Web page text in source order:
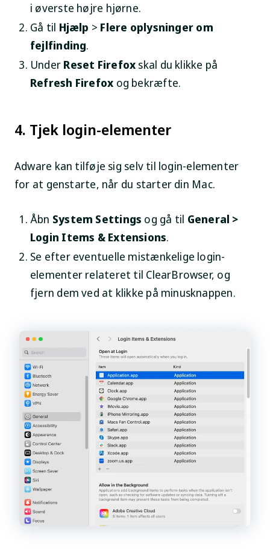
i øverste højre hjørne.
Gå til Hjælp > Flere oplysninger om
fejlfinding.
Under Reset Firefox skal du klikke på
Refresh Firefox og bekræfte.
4. Tjek login-elementer
Adware kan tilføje sig selv til login-elementer
for at genstarte, når du starter din Mac.
Åbn System Settings og gå til General >
Login Items & Extensions.
Se efter eventuelle mistænkelige login-
elementer relateret til ClearBrowser, og
fjern dem ved at klikke på minusknappen.